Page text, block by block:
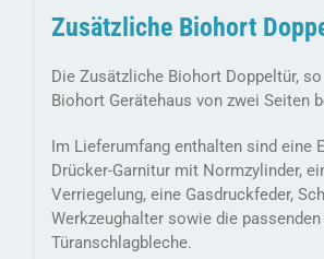
Zusätzliche Biohort
Die Zusätzliche Biohort Doppeltür,
Biohort Gerätehaus von zwei Seiten
Im Lieferumfang enthalten sind eine
Drücker-Garnitur mit Normzylinder,
Verriegelung, eine Gasdruckfeder,
Werkzeughalter sowie die
Türanschlagbleche.